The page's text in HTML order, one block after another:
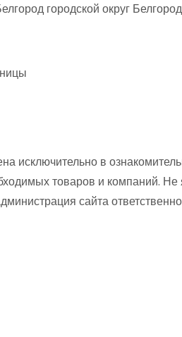
городской округ
исключительно в
товаров и компаний.
сайта